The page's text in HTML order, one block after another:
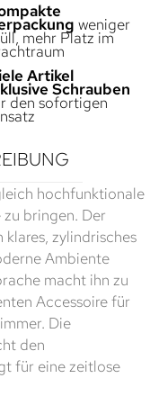
weniger
mehr Platz im
Artikel
Schrauben
den sofortigen
hochfunktionale
bringen. Der
zylindrisches
Ambiente
macht ihn zu
Accessoire für
Die
den
für eine zeitlose